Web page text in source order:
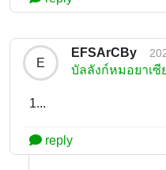
E
EFSArCBy
บัลลังก์หมอยาเซี
1...
reply